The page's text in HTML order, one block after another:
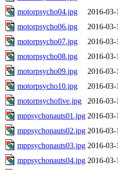
motorpsycho04.jpg
2016-
motorpsycho06.jpg
2016-
motorpsycho07.jpg
2016-
motorpsycho08.jpg
2016-
motorpsycho09.jpg
2016-
motorpsycho10.jpg
2016-
motorpsychofive.jpg
2016-
mppsychonauts01.jpg 2016-
mppsychonauts02.jpg 2016-
mppsychonauts03.jpg 2016-
mppsychonauts04.jpg 2016-